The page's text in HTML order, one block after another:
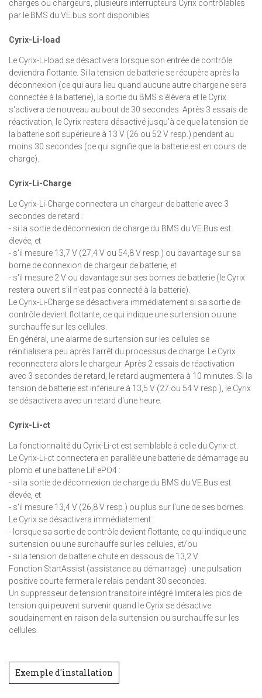
charges ou chargeurs, plusieurs interrupteurs Cyrix contrôlables
par le BMS du VE.bus sont disponibles
Cyrix-Li-load
Le Cyrix-Li-load se désactivera lorsque son entrée de contrôle
deviendra flottante. Si la tension de batterie se récupère après la
déconnexion (ce qui aura lieu quand aucune autre charge ne sera
connectée à la batterie), la sortie du BMS s'élèvera et le Cyrix
s'activera de nouveau au bout de 30 secondes. Après 3 essais de
réactivation, le Cyrix restera désactivé jusqu'à ce que la tension de
la batterie soit supérieure à 13 V (26 ou 52 V resp.) pendant au
moins 30 secondes (ce qui signifie que la batterie est en cours de
charge).
Cyrix-Li-Charge
Le Cyrix-Li-Charge connectera un chargeur de batterie avec 3
secondes de retard :
- si la sortie de déconnexion de charge du BMS du VE.Bus est
élevée, et
- s'il mesure 13,7 V (27,4 V ou 54,8 V resp.) ou davantage sur sa
borne de connexion de chargeur de batterie, et
- s'il mesure 2 V ou davantage sur ses bornes de batterie (le Cyrix
restera ouvert s'il n'est pas connecté à la batterie).
Le Cyrix-Li-Charge se désactivera immédiatement si sa sortie de
contrôle devient flottante, ce qui indique une surtension ou une
surchauffe sur les cellules.
En général, une alarme de surtension sur les cellules se
réinitialisera peu après l'arrêt du processus de charge. Le Cyrix
reconnectera alors le chargeur. Après 2 essais de réactivation
avec 3 secondes de retard, le retard augmentera à 10 minutes. Si la
tension de batterie est inférieure à 13,5 V (27 ou 54 V resp.), le Cyrix
se désactivera avec un retard d'une heure.
Cyrix-Li-ct
La fonctionnalité du Cyrix-Li-ct est semblable à celle du Cyrix-ct.
Le Cyrix-Li-ct connectera en parallèle une batterie de démarrage au
plomb et une batterie LiFePO4 :
- si la sortie de déconnexion de charge du BMS du VE.Bus est
élevée, et
- s'il mesure 13,4 V (26,8 V resp.) ou plus sur l'une de ses bornes.
Le Cyrix se désactivera immédiatement :
- lorsque sa sortie de contrôle devient flottante, ce qui indique une
surtension ou une surchauffe sur les cellules, et/ou
- si la tension de batterie chute en dessous de 13,2 V.
Fonction StartAssist (assistance au démarrage) : une pulsation
positive courte fermera le relais pendant 30 secondes.
Un suppresseur de tension transitoire intégré limitera les pics de
tension qui peuvent survenir quand le Cyrix se désactive
soudainement en raison de la surtension ou surchauffe sur les
cellules.
Exemple d'installation